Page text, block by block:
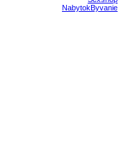
NabytokByvanie